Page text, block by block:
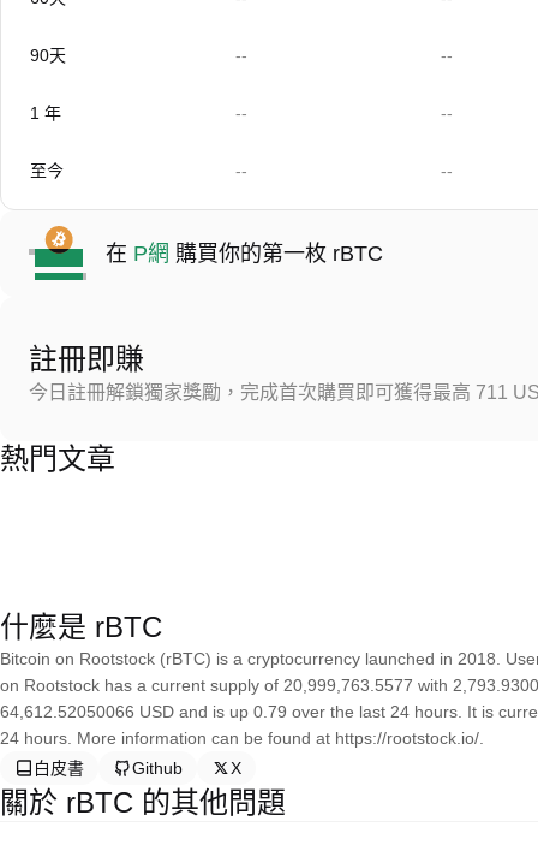
90天 -- --
1 年 -- --
至今 -- --
在 P網 購買你的第一枚 rBTC
註冊即賺
今日註冊解鎖獨家獎勵，完成首次購買即可獲得最高 711
熱門文章
什麼是 rBTC
Bitcoin on Rootstock (rBTC) is a cryptocurrency launched in 2018.
on Rootstock has a current supply of 20,999,763.5577 with
64,612.52050066 USD and is up 0.79 over the last 24 hours. It is
24 hours. More information can be found at https://rootstock.io/.
白皮書
Github X
關於 rBTC 的其他問題